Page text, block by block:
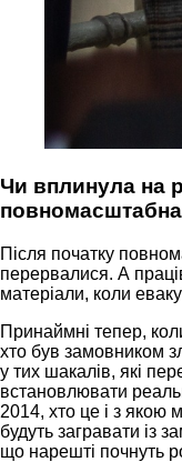
Чи вплинула на
повномасштабна
Після початку
перервалися. А
матеріали, коли
Принаймні тепер,
хто був замовником
у тих шакалів, які
встановлювати
2014, хто це і з якою
будуть загравати із
що нарешті почнуть